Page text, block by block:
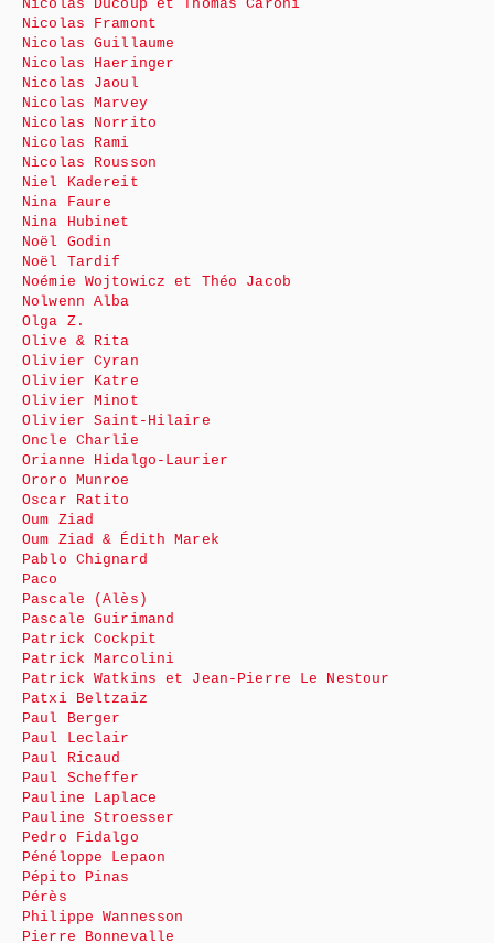
Nicolas Ducoup et Thomas Caroni
Nicolas Framont
Nicolas Guillaume
Nicolas Haeringer
Nicolas Jaoul
Nicolas Marvey
Nicolas Norrito
Nicolas Rami
Nicolas Rousson
Niel Kadereit
Nina Faure
Nina Hubinet
Noël Godin
Noël Tardif
Noémie Wojtowicz et Théo Jacob
Nolwenn Alba
Olga Z.
Olive & Rita
Olivier Cyran
Olivier Katre
Olivier Minot
Olivier Saint-Hilaire
Oncle Charlie
Orianne Hidalgo-Laurier
Ororo Munroe
Oscar Ratito
Oum Ziad
Oum Ziad & Édith Marek
Pablo Chignard
Paco
Pascale (Alès)
Pascale Guirimand
Patrick Cockpit
Patrick Marcolini
Patrick Watkins et Jean-Pierre Le Nestour
Patxi Beltzaiz
Paul Berger
Paul Leclair
Paul Ricaud
Paul Scheffer
Pauline Laplace
Pauline Stroesser
Pedro Fidalgo
Pénéloppe Lepaon
Pépito Pinas
Pérès
Philippe Wannesson
Pierre Bonnevalle